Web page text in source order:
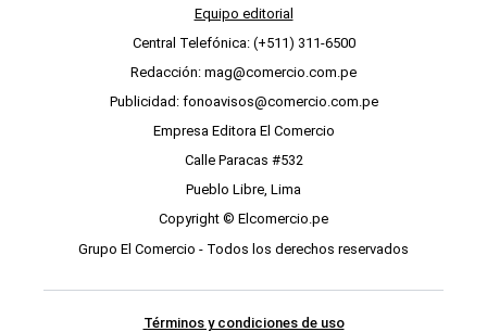
Equipo editorial
Central Telefónica: (+511) 311-6500
Redacción: mag@comercio.com.pe
Publicidad: fonoavisos@comercio.com.pe
Empresa Editora El Comercio
Calle Paracas #532
Pueblo Libre, Lima
Copyright © Elcomercio.pe
Grupo El Comercio - Todos los derechos reservados
Términos y condiciones de uso